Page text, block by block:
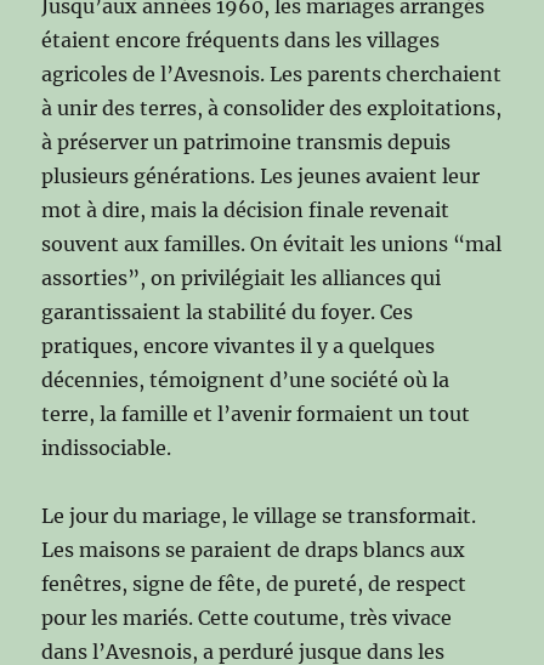
Jusqu’aux années 1960, les mariages arrangés
étaient encore fréquents dans les villages
agricoles de l’Avesnois. Les parents cherchaient
à unir des terres, à consolider des exploitations,
à préserver un patrimoine transmis depuis
plusieurs générations. Les jeunes avaient leur
mot à dire, mais la décision finale revenait
souvent aux familles. On évitait les unions “mal
assorties”, on privilégiait les alliances qui
garantissaient la stabilité du foyer. Ces
pratiques, encore vivantes il y a quelques
décennies, témoignent d’une société où la
terre, la famille et l’avenir formaient un tout
indissociable.
Le jour du mariage, le village se transformait.
Les maisons se paraient de draps blancs aux
fenêtres, signe de fête, de pureté, de respect
pour les mariés. Cette coutume, très vivace
dans l’Avesnois, a perduré jusque dans les